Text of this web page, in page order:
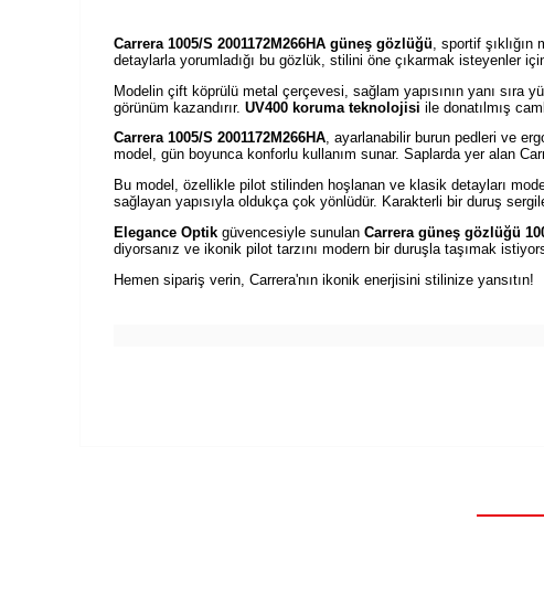
Carrera 1005/S 2001172M266HA güneş gözlüğü , sportif
detaylarla yorumladığı bu gözlük, stilini öne çıkarmak isteyenler
Modelin çift köprülü metal çerçevesi, sağlam yapısının yanı
görünüm kazandırır. UV400 koruma teknolojisi ile donatılmış
Carrera 1005/S 2001172M266HA, ayarlanabilir burun pedleri ve
model, gün boyunca konforlu kullanım sunar. Saplarda yer alan
Bu model, özellikle pilot stilinden hoşlanan ve klasik detayları
sağlayan yapısıyla oldukça çok yönlüdür. Karakterli bir duruş
Elegance Optik güvencesiyle sunulan Carrera güneş gözlüğü
diyorsanız ve ikonik pilot tarzını modern bir duruşla taşımak
Hemen sipariş verin, Carrera'nın ikonik enerjisini stilinize yansıtın!